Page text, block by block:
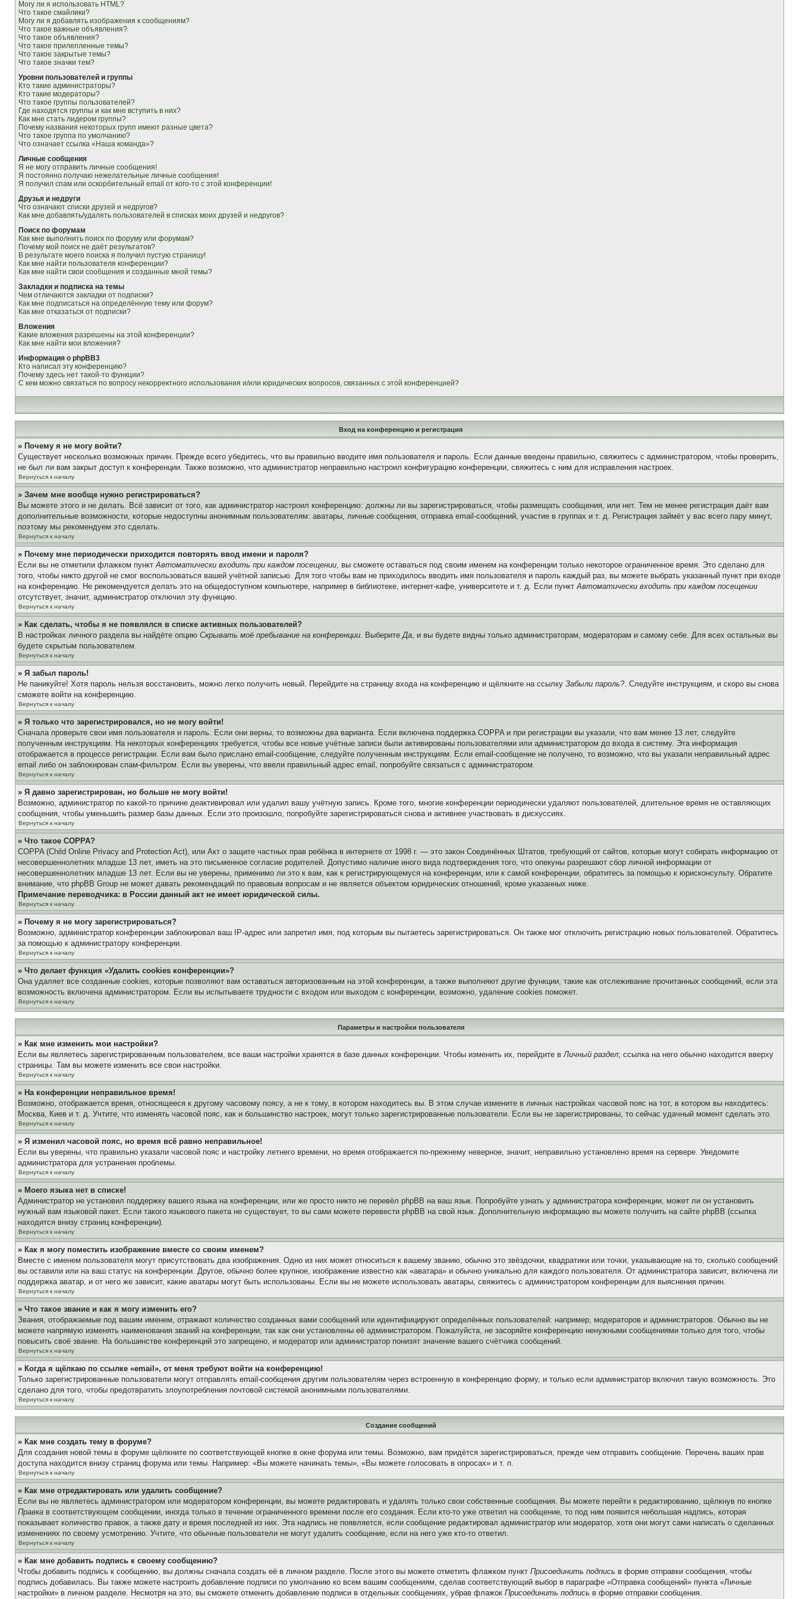
Могу ли я использовать HTML?
Что такое смайлики?
Могу ли я добавлять изображения к сообщениям?
Что такое важные объявления?
Что такое объявления?
Что такое прилепленные темы?
Что такое закрытые темы?
Что такое значки тем?
Уровни пользователей и группы
Кто такие администраторы?
Кто такие модераторы?
Что такое группы пользователей?
Где находятся группы и как мне вступить в них?
Как мне стать лидером группы?
Почему названия некоторых групп имеют разные цвета?
Что такое группа по умолчанию?
Что означает ссылка «Наша команда»?
Личные сообщения
Я не могу отправить личные сообщения!
Я постоянно получаю нежелательные личные сообщения!
Я получил спам или оскорбительный email от кого-то с этой конференции!
Друзья и недруги
Что означают списки друзей и недругов?
Как мне добавлять/удалять пользователей в списках моих друзей и недругов?
Поиск по форумам
Как мне выполнить поиск по форуму или форумам?
Почему мой поиск не даёт результатов?
В результате моего поиска я получил пустую страницу!
Как мне найти пользователя конференции?
Как мне найти свои сообщения и созданные мной темы?
Закладки и подписка на темы
Чем отличаются закладки от подписки?
Как мне подписаться на определённую тему или форум?
Как мне отказаться от подписки?
Вложения
Какие вложения разрешены на этой конференции?
Как мне найти мои вложения?
Информация о phpBB3
Кто написал эту конференцию?
Почему здесь нет такой-то функции?
С кем можно связаться по вопросу некорректного использования и/или юридических вопросов, связанных с этой конференцией?
Вход на конференцию и регистрация
» Почему я не могу войти?
Существует несколько возможных причин. Прежде всего убедитесь, что вы правильно вводите имя пользователя и пароль. Если данные введены правильно, свяжитесь с администратором, чтобы проверить,
не был ли вам закрыт доступ к конференции. Также возможно, что администратор неправильно настроил конфигурацию конференции, свяжитесь с ним для исправления настроек.
Вернуться к началу
» Зачем мне вообще нужно регистрироваться?
Вы можете этого и не делать. Всё зависит от того, как администратор настроил конференцию: должны ли вы зарегистрироваться, чтобы размещать сообщения, или нет. Тем не менее регистрация даёт вам
дополнительные возможности, которые недоступны анонимным пользователям: аватары, личные сообщения, отправка email-сообщений, участие в группах и т. д. Регистрация займёт у вас всего пару минут,
поэтому мы рекомендуем это сделать.
Вернуться к началу
» Почему мне периодически приходится повторять ввод имени и пароля?
Если вы не отметили флажком пунктАвтоматически входить при каждом посещении, вы сможете оставаться под своим именем на конференции только некоторое ограниченное время. Это сделано для
того, чтобы никто другой не смог воспользоваться вашей учётной записью. Для того чтобы вам не приходилось вводить имя пользователя и пароль каждый раз, вы можете выбрать указанный пункт при входе
на конференцию. Не рекомендуется делать это на общедоступном компьютере, например в библиотеке, интернет-кафе, университете и т. д. Если пунктАвтоматически входить при каждом посещении
отсутствует, значит, администратор отключил эту функцию.
Вернуться к началу
» Как сделать, чтобы я не появлялся в списке активных пользователей?
В настройках личного раздела вы найдёте опцию Скрывать моё пребывание на конференции. ВыберитеДа, и вы будете видны только администраторам, модераторам и самому себе. Для всех остальных вы
будете скрытым пользователем.
Вернуться к началу
» Я забыл пароль!
Не паникуйте! Хотя пароль нельзя восстановить, можно легко получить новый. Перейдите на страницу входа на конференцию и щёлкните на ссылку Забыли пароль?. Следуйте инструкциям, и скоро вы снова
сможете войти на конференцию.
Вернуться к началу
» Я только что зарегистрировался, но не могу войти!
Сначала проверьте свои имя пользователя и пароль. Если они верны, то возможны два варианта. Если включена поддержка COPPA и при регистрации вы указали, что вам менее 13 лет, следуйте
полученным инструкциям. На некоторых конференциях требуется, чтобы все новые учётные записи были активированы пользователями или администратором до входа в систему. Эта информация
отображается в процессе регистрации. Если вам было прислано email-сообщение, следуйте полученным инструкциям. Если email-сообщение не получено, то возможно, что вы указали неправильный адрес
email либо он заблокирован спам-фильтром. Если вы уверены, что ввели правильный адрес email, попробуйте связаться с администратором.
Вернуться к началу
» Я давно зарегистрирован, но больше не могу войти!
Возможно, администратор по какой-то причине деактивировал или удалил вашу учётную запись. Кроме того, многие конференции периодически удаляют пользователей, длительное время не оставляющих
сообщения, чтобы уменьшить размер базы данных. Если это произошло, попробуйте зарегистрироваться снова и активнее участвовать в дискуссиях.
Вернуться к началу
» Что такое COPPA?
COPPA (Child Online Privacy and Protection Act), или Акт о защите частных прав ребёнка в интернете от 1998 г. — это закон Соединённых Штатов, требующий от сайтов, которые могут собирать информацию от
несовершеннолетних младше 13 лет, иметь на это письменное согласие родителей. Допустимо наличие иного вида подтверждения того, что опекуны разрешают сбор личной информации от
несовершеннолетних младше 13 лет. Если вы не уверены, применимо ли это к вам, как к регистрирующемуся на конференции, или к самой конференции, обратитесь за помощью к юрисконсульту. Обратите
внимание, что phpBB Group не может давать рекомендаций по правовым вопросам и не является объектом юридических отношений, кроме указанных ниже.
Примечание переводчика: в России данный акт не имеет юридической силы.
Вернуться к началу
» Почему я не могу зарегистрироваться?
Возможно, администратор конференции заблокировал ваш IP-адрес или запретил имя, под которым вы пытаетесь зарегистрироваться. Он также мог отключить регистрацию новых пользователей. Обратитесь
за помощью к администратору конференции.
Вернуться к началу
» Что делает функция «Удалить cookies конференции»?
Она удаляет все созданные cookies, которые позволяют вам оставаться авторизованным на этой конференции, а также выполняют другие функции, такие как отслеживание прочитанных сообщений, если эта
возможность включена администратором. Если вы испытываете трудности с входом или выходом с конференции, возможно, удаление cookies поможет.
Вернуться к началу
Параметры и настройки пользователя
» Как мне изменить мои настройки?
Если вы являетесь зарегистрированным пользователем, все ваши настройки хранятся в базе данных конференции. Чтобы изменить их, перейдите вЛичный раздел; ссылка на него обычно находится вверху
страницы. Там вы можете изменить все свои настройки.
Вернуться к началу
» На конференции неправильное время!
Возможно, отображается время, относящееся к другому часовому поясу, а не к тому, в котором находитесь вы. В этом случае измените в личных настройках часовой пояс на тот, в котором вы находитесь:
Москва, Киев и т. д. Учтите, что изменять часовой пояс, как и большинство настроек, могут только зарегистрированные пользователи. Если вы не зарегистрированы, то сейчас удачный момент сделать это.
Вернуться к началу
» Я изменил часовой пояс, но время всё равно неправильное!
Если вы уверены, что правильно указали часовой пояс и настройку летнего времени, но время отображается по-прежнему неверное, значит, неправильно установлено время на сервере. Уведомите
администратора для устранения проблемы.
Вернуться к началу
» Моего языка нет в списке!
Администратор не установил поддержку вашего языка на конференции, или же просто никто не перевёл phpBB на ваш язык. Попробуйте узнать у администратора конференции, может ли он установить
нужный вам языковой пакет. Если такого языкового пакета не существует, то вы сами можете перевести phpBB на свой язык. Дополнительную информацию вы можете получить на сайте phpBB (ссылка
находится внизу страниц конференции).
Вернуться к началу
» Как я могу поместить изображение вместе со своим именем?
Вместе с именем пользователя могут присутствовать два изображения. Одно из них может относиться к вашему званию, обычно это звёздочки, квадратики или точки, указывающие на то, сколько сообщений
вы оставили или на ваш статус на конференции. Другое, обычно более крупное, изображение известно как «аватара» и обычно уникально для каждого пользователя. От администратора зависит, включена ли
поддержка аватар, и от него же зависит, какие аватары могут быть использованы. Если вы не можете использовать аватары, свяжитесь с администратором конференции для выяснения причин.
Вернуться к началу
» Что такое звание и как я могу изменить его?
Звания, отображаемые под вашим именем, отражают количество созданных вами сообщений или идентифицируют определённых пользователей: например, модераторов и администраторов. Обычно вы не
можете напрямую изменять наименования званий на конференции, так как они установлены её администратором. Пожалуйста, не засоряйте конференцию ненужными сообщениями только для того, чтобы
повысить своё звание. На большинстве конференций это запрещено, и модератор или администратор понизят значение вашего счётчика сообщений.
Вернуться к началу
» Когда я щёлкаю по ссылке «email», от меня требуют войти на конференцию!
Только зарегистрированные пользователи могут отправлять email-сообщения другим пользователям через встроенную в конференцию форму, и только если администратор включил такую возможность. Это
сделано для того, чтобы предотвратить злоупотребления почтовой системой анонимными пользователями.
Вернуться к началу
Создание сообщений
» Как мне создать тему в форуме?
Для создания новой темы в форуме щёлкните по соответствующей кнопке в окне форума или темы. Возможно, вам придётся зарегистрироваться, прежде чем отправить сообщение. Перечень ваших прав
доступа находится внизу страниц форума или темы. Например: «Вы можете начинать темы», «Вы можете голосовать в опросах» и т. п.
Вернуться к началу
» Как мне отредактировать или удалить сообщение?
Если вы не являетесь администратором или модератором конференции, вы можете редактировать и удалять только свои собственные сообщения. Вы можете перейти к редактированию, щёлкнув по кнопке
Правка в соответствующем сообщении, иногда только в течение ограниченного времени после его создания. Если кто-то уже ответил на сообщение, то под ним появится небольшая надпись, которая
показывает количество правок, а также дату и время последней из них. Эта надпись не появляется, если сообщение редактировал администратор или модератор, хотя они могут сами написать о сделанных
изменениях по своему усмотрению. Учтите, что обычные пользователи не могут удалить сообщение, если на него уже кто-то ответил.
Вернуться к началу
» Как мне добавить подпись к своему сообщению?
Чтобы добавить подпись к сообщению, вы должны сначала создать её в личном разделе. После этого вы можете отметить флажком пункт Присоединить подпись в форме отправки сообщения, чтобы
подпись добавилась. Вы также можете настроить добавление подписи по умолчанию ко всем вашим сообщениям, сделав соответствующий выбор в параграфе «Отправка сообщений» пункта «Личные
настройки» в личном разделе. Несмотря на это, вы сможете отменить добавление подписи в отдельных сообщениях, убрав флажок Присоединить подпись в форме отправки сообщения.